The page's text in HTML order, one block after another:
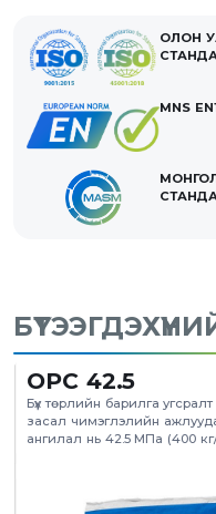
ОЛОН
MNS
OPC 42.5
Бүх төрлийн барилга
засал чимэглэлийн
ангилал нь 42.5 MПа (400